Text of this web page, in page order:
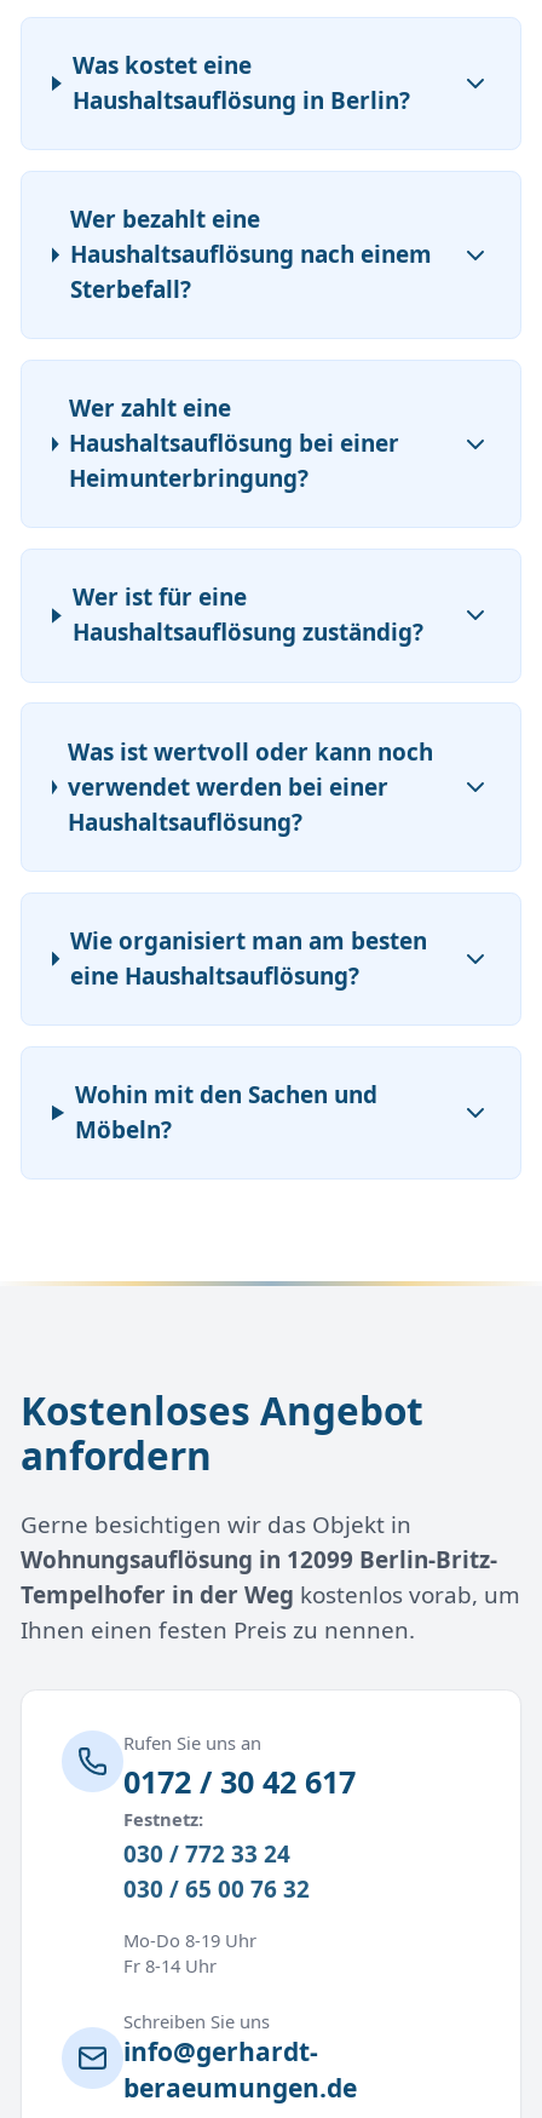
Was kostet eine
Haushaltsauflösung in Berlin?
Wer bezahlt eine
Haushaltsauflösung nach einem
Sterbefall?
Wer zahlt eine
Haushaltsauflösung bei einer
Heimunterbringung?
Wer ist für eine
Haushaltsauflösung zuständig?
Was ist wertvoll oder kann noch
verwendet werden bei einer
Haushaltsauflösung?
Wie organisiert man am besten
eine Haushaltsauflösung?
Wohin mit den Sachen und
Möbeln?
Kostenloses Angebot
anfordern
Gerne besichtigen wir das Objekt in
Wohnungsauflösung in 12099 Berlin-Britz-
Tempelhofer in der Weg kostenlos vorab, um
Ihnen einen festen Preis zu nennen.
Rufen Sie uns an
0172 / 30 42 617
Festnetz:
030 / 772 33 24
030 / 65 00 76 32
Mo-Do 8-19 Uhr
Fr 8-14 Uhr
Schreiben Sie uns
info@gerhardt-
beraeumungen.de